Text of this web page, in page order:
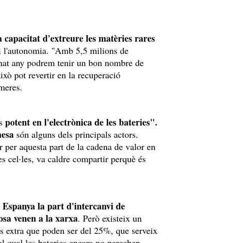
capacitat d'extreure les matèries rares
"Amb 5,5 milions de
any podrem tenir un bon nombre de
pot revertir en la recuperació
potent en l'electrònica de les bateries".
són alguns dels principals actors.
aquesta part de la cadena de valor en
cel·les, va caldre compartir perquè és
la part d'intercanvi de
venen a la xarxa. Però existeix un
extra que poden ser del 25%, que serveix